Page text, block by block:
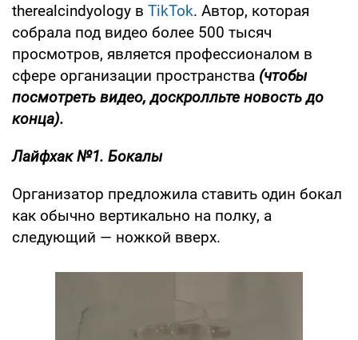
therealcindyology в TikTok. Автор, которая
собрала под видео более 500 тысяч
просмотров, является профессионалом в
сфере организации пространства (чтобы
посмотреть видео, доскролльте новость до
конца).
Лайфхак №1. Бокалы
Организатор предложила ставить один бокал
как обычно вертикально на полку, а
следующий — ножкой вверх.